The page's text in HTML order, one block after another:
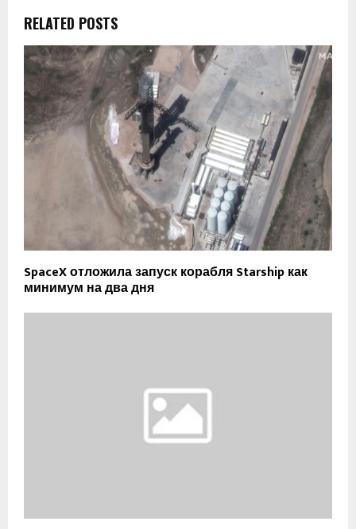
RELATED POSTS
SpaceX отложила запуск корабля Starship как
минимум на два дня